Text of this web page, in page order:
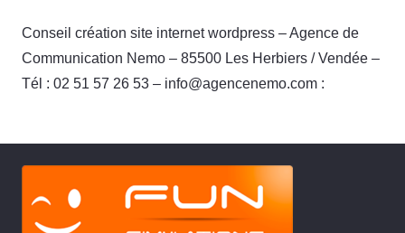
Conseil création site internet wordpress – Agence de
Communication Nemo – 85500 Les Herbiers / Vendée –
Tél : 02 51 57 26 53 – info@agencenemo.com :